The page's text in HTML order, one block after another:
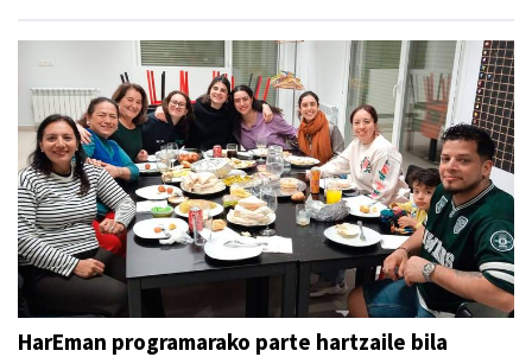
HarEman programarako parte hartzaile bila